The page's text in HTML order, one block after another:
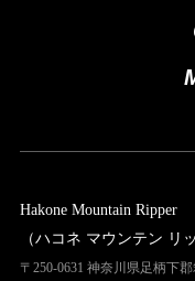
Hakone Mountain Ripper
（ハコネ マウンテン リ
〒250-0631 神奈川県足柄下